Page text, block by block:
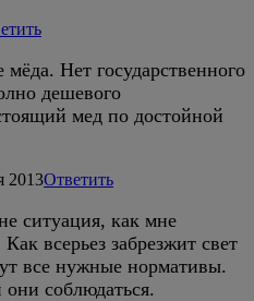
Нет государственного
дешевого
мед по достойной
2013Ответить
ситуация, как мне
всерьез забрезжит свет
все нужные нормативы.
соблюдаться.